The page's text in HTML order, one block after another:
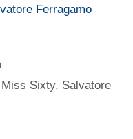
Ferragamo
Miss Sixty, Salvatore